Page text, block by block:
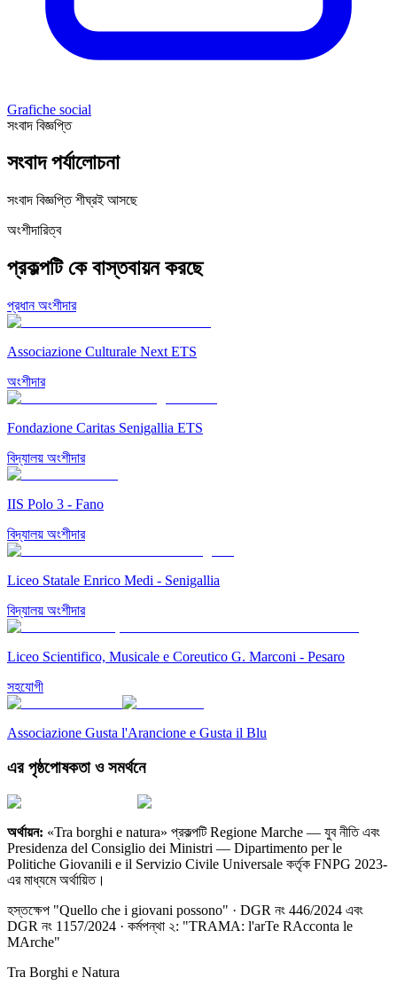
Grafiche social
সংবাদ বিজ্ঞপ্তি
সংবাদ পর্যালোচনা
সংবাদ বিজ্ঞপ্তি শীঘ্রই আসছে
অংশীদারিত্ব
প্রকল্পটি কে বাস্তবায়ন করছে
প্রধান অংশীদার
Associazione Culturale Next ETS
অংশীদার
Fondazione Caritas Senigallia ETS
বিদ্যালয় অংশীদার
IIS Polo 3 - Fano
বিদ্যালয় অংশীদার
Liceo Statale Enrico Medi - Senigallia
বিদ্যালয় অংশীদার
Liceo Scientifico, Musicale e Coreutico G. Marconi - Pesaro
সহযোগী
Associazione Gusta l'Arancione e Gusta il Blu
এর পৃষ্ঠপোষকতা ও সমর্থনে
অর্থায়ন: «Tra borghi e natura» প্রকল্পটি Regione Marche — যুব নীতি এবং
Presidenza del Consiglio dei Ministri — Dipartimento per le
Politiche Giovanili e il Servizio Civile Universale কর্তৃক FNPG 2023-
এর মাধ্যমে অর্থায়িত।
হস্তক্ষেপ "Quello che i giovani possono" · DGR নং 446/2024 এবং
DGR নং 1157/2024 · কর্মপন্থা ২: "TRAMA: l'arTe RAcconta le
MArche"
Tra Borghi e Natura